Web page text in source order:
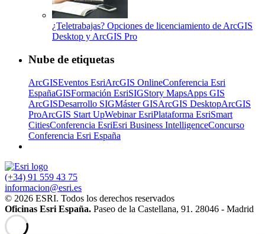
¿Teletrabajas? Opciones de licenciamiento de ArcGIS
Desktop y ArcGIS Pro
Nube de etiquetas
ArcGISEventos EsriArcGIS OnlineConferencia Esri
EspañaGISFormación EsriSIGStory MapsApps GIS
ArcGISDesarrollo SIGMáster GISArcGIS DesktopArcGIS
ProArcGIS Start UpWebinar EsriPlataforma EsriSmart
CitiesConferencia EsriEsri Business IntelligenceConcurso
Conferencia Esri España
(+34) 91 559 43 75
informacion@esri.es
© 2026 ESRI. Todos los derechos reservados
Oficinas Esri España. Paseo de la Castellana, 91. 28046 - Madrid